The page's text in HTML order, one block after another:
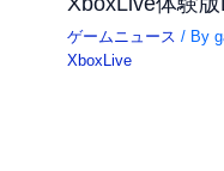
ゲームニュース / By
XboxLive